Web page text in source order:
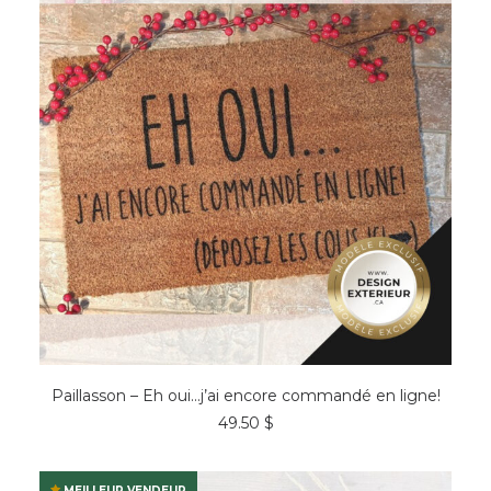
être
choisies
sur
la
page
du
produit
AJOUTER AU PANIER
Paillasson – Eh oui…j’ai encore commandé en ligne!
49.50 $